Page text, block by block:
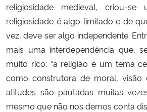
Advocacia-Geral da União
Banco Central do Brasil
Planalto
religiosidade medieval, criou-
religiosidade é algo limitado e de
vez, deve ser algo independente.
mais uma interdependência que,
muito rico: “a religião é um tema
como construtora de moral, visão
atitudes são pautadas muitas
mesmo que não nos demos conta